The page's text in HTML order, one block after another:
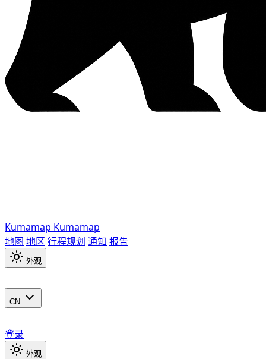
Kumamap Kumamap
地图 地区 行程规划 通知 报告
外观
CN
登录
外观